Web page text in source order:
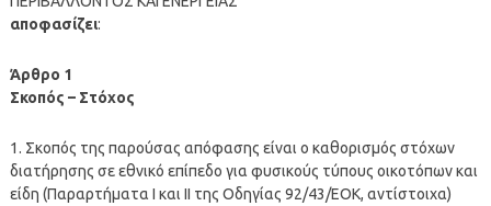
αποφασίζει:
Άρθρο 1
Σκοπός – Στόχος
1. Σκοπός της παρούσας απόφασης είναι ο καθορισμός στόχων
διατήρησης σε εθνικό επίπεδο για φυσικούς τύπους οικοτόπων και
είδη (Παραρτήματα Ι και ΙΙ της Οδηγίας 92/43/ΕΟΚ, αντίστοιχα)